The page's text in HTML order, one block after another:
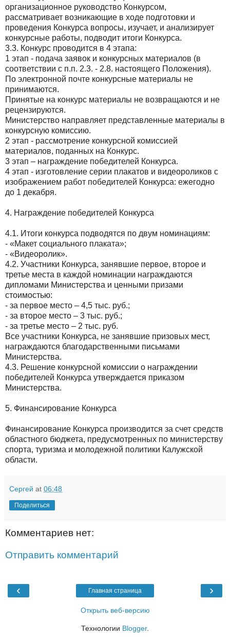
организационное руководство Конкурсом,
рассматривает возникающие в ходе подготовки и
проведения Конкурса вопросы, изучает, и анализирует
конкурсные работы, подводит итоги Конкурса.
3.3. Конкурс проводится в 4 этапа:
1 этап - подача заявок и конкурсных материалов (в
соответствии с п.п. 2.3. - 2.8. настоящего Положения).
По электронной почте конкурсные материалы не
принимаются.
Принятые на конкурс материалы не возвращаются и не
рецензируются.
Министерство направляет представленные материалы в
конкурсную комиссию.
2 этап - рассмотрение конкурсной комиссией
материалов, поданных на Конкурс.
3 этап – награждение победителей Конкурса.
4 этап - изготовление серии плакатов и видеороликов с
изображением работ победителей Конкурса: ежегодно
до 1 декабря.
4. Награждение победителей Конкурса
4.1. Итоги конкурса подводятся по двум номинациям:
- «Макет социального плаката»;
- «Видеоролик».
4.2. Участники Конкурса, занявшие первое, второе и
третье места в каждой номинации награждаются
дипломами Министерства и ценными призами
стоимостью:
- за первое место – 4,5 тыс. руб.;
- за второе место – 3 тыс. руб.;
- за третье место – 2 тыс. руб.
Все участники Конкурса, не занявшие призовых мест,
награждаются благодарственными письмами
Министерства.
4.3. Решение конкурсной комиссии о награждении
победителей Конкурса утверждается приказом
Министерства.
5. Финансирование Конкурса
Финансирование Конкурса производится за счет средств
областного бюджета, предусмотренных по министерству
спорта, туризма и молодежной политики Калужской
области.
Сергей at 06:48
Поделиться
Комментариев нет:
Отправить комментарий
‹ ›
Главная страница
Открыть веб-версию
Технологии Blogger.